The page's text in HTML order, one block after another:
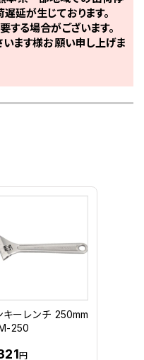
延が生じております。
する場合がございます。
います様お願い申し上げま
キーレンチ 250mm
250
円